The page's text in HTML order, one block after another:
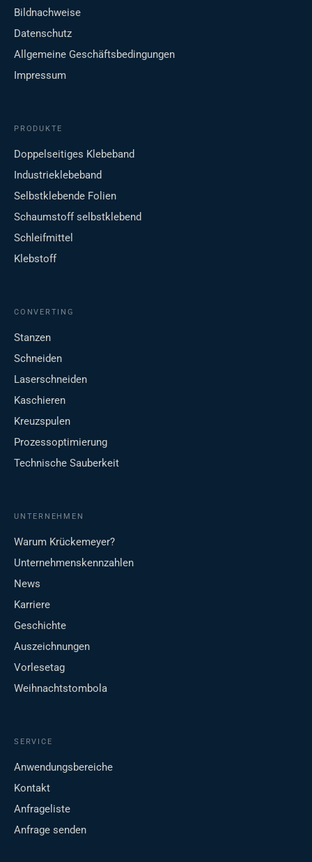
Bildnachweise
Datenschutz
Allgemeine Geschäftsbedingungen
Impressum
PRODUKTE
Doppelseitiges Klebeband
Industrieklebeband
Selbstklebende Folien
Schaumstoff selbstklebend
Schleifmittel
Klebstoff
CONVERTING
Stanzen
Schneiden
Laserschneiden
Kaschieren
Kreuzspulen
Prozessoptimierung
Technische Sauberkeit
UNTERNEHMEN
Warum Krückemeyer?
Unternehmenskennzahlen
News
Karriere
Geschichte
Auszeichnungen
Vorlesetag
Weihnachtstombola
SERVICE
Anwendungsbereiche
Kontakt
Anfrageliste
Anfrage senden